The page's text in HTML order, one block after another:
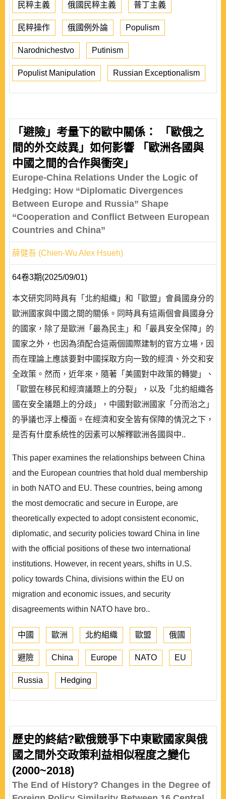
民粹主義 俄國民粹主義 普丁主義
民粹操作 俄國例外論 Populism
Narodnichestvo Putinism
Populist Manipulation Russian Exceptionalism
「避險」考量下的歐中關係： 「歐俄之
間的外交歧異」如何影響 「歐洲各國與
中國之間的合作與衝突」
Europe-China Relations Under the Logic of
Hedging: How “Diplomatic Divergences
Between Europe and Russia” Shape
“Cooperation and Conflict Between European
Countries and China”
薛健吾 (Chien-Wu Alex Hsueh)
64卷3期(2025/09/01)
本文研究同時具有「北約組織」和「歐盟」會員國身分的
歐洲國家與中國之間的關係。同時具有這兩個會員國身分
的國家，除了是歐洲「最為民主」和「最具安全保障」的
國家之外，也因為須配合這兩個國際建制的官方立場，因
而在理論上應該要對中國採取方向一致的經濟、外交和安
全政策。然而，近年來，隨著「美國對中政策的轉變」、
「歐盟在移民和經濟議題上的分裂」，以及「北約組織各
國在安全議題上的分歧」，中國對歐洲國家「分而治之」
的爭議也浮上檯面。在經濟和安全皆有保障的情況之下，
是否有什麼系統性的因素可以解釋歐洲各國與中..
This paper examines the relationships between China
and the European countries that hold dual membership
in both NATO and EU. These countries, being among
the most democratic and secure in Europe, are
theoretically expected to adopt consistent economic,
diplomatic, and security policies toward China in line
with the official positions of these two international
institutions. However, in recent years, shifts in U.S.
policy towards China, divisions within the EU on
migration and economic issues, and security
disagreements within NATO have bro..
中國 歐洲 北約組織 歐盟 俄國
避險 China Europe NATO EU
Russia Hedging
歷史的終結?歐俄競爭下中東歐國家與俄
國之間外交政策利益相似程度之變化
(2000~2018)
The End of History? Changes in the Degree of